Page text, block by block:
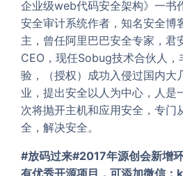
企业级web代码安全架构》一书
安全审计系统作者，知名安全博
主，曾任阿里巴巴安全专家，君
CEO，现任Sobug技术合伙人，
验，（授权）成功入侵过国内大
业，提出安全以人为中心，人是
次将抛开主机和应用安全，专门
全，解决安全。
#放码过来#2017年源创会新增
有优秀开源项目，可添加微信